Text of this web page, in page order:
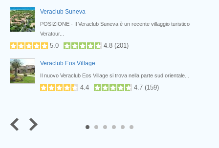
Veraclub Suneva
POSIZIONE - Il Veraclub Suneva è un recente villaggio turistico
Veratour...
5.0 4.8 (201)
Veraclub Eos Village
Il nuovo Veraclub Eos Village si trova nella parte sud orientale...
4.4 4.7 (159)